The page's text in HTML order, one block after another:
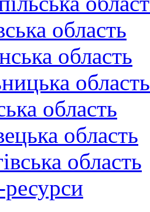
область
область
область
область
область
область
ресурси